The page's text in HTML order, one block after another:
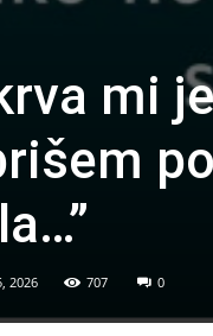
mi
2026 707 0